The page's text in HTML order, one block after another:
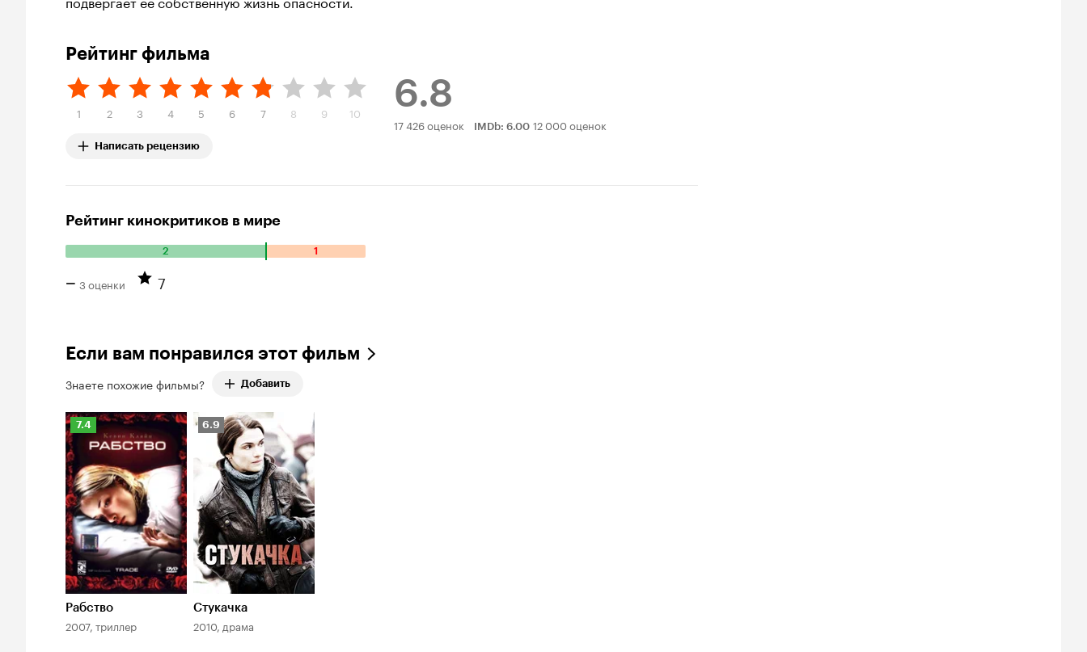
Рейтинг фильма
1 2 3 4 5 6 7 8 9 10
Написать рецензию
6.8
Рейтинг
17 426 оценок IMDb: 6.00 12 000 оценок
Рейтинг кинокритиков в мире
2 1
Количество положительных оценок: 2. Количество отрицательных оценок: 1.
– 3 оценки 7
Если вам понравился этот фильм
Знаете похожие фильмы? Добавить
Рейтинг
Кинопоиска
7.4
7.4
Рабство
2007, триллер
Рейтинг
Кинопоиска
6.9
Стукачка
2010, драма